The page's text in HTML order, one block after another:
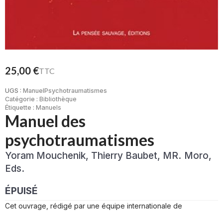
25,00 €TTC
UGS : ManuelPsychotraumatismes
Catégorie : Bibliothèque
Étiquette : Manuels
Manuel des
psychotraumatismes
Yoram Mouchenik, Thierry Baubet, MR. Moro,
Eds.
ÉPUISÉ
Cet ouvrage, rédigé par une équipe internationale de